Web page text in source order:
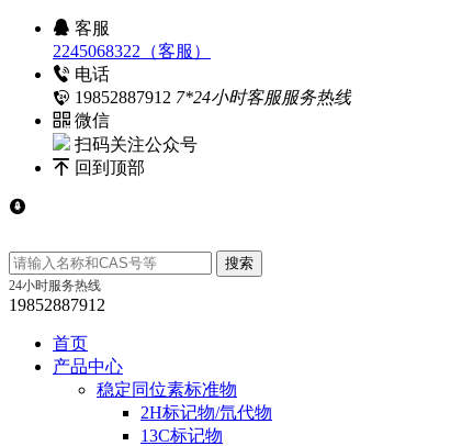
客服
2245068322（客服）
电话
19852887912 7*24小时客服服务热线
微信
扫码关注公众号
回到顶部
24小时服务热线
19852887912
首页
产品中心
稳定同位素标准物
2H标记物/氘代物
13C标记物